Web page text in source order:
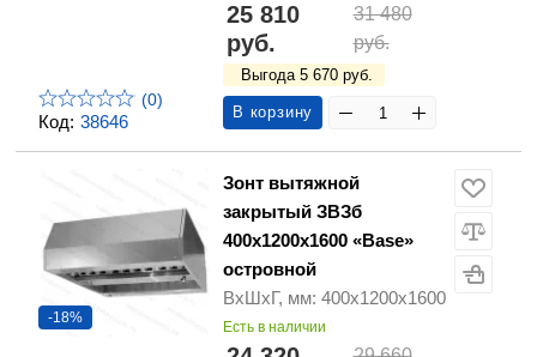
Код: 38646
(0)
25 810
руб.
31 480
руб.
Выгода 5 670 руб.
В корзину
-18%
Зонт вытяжной
закрытый ЗВЗб
400х1200х1600 «Base»
островной
ВхШхГ, мм: 400х1200х1600
Есть в наличии